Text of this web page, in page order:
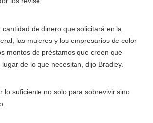
cantidad de dinero que solicitará en la
las mujeres y los empresarios de color
montos de préstamos que creen que
de lo que necesitan, dijo Bradley.
lo suficiente no solo para sobrevivir sino